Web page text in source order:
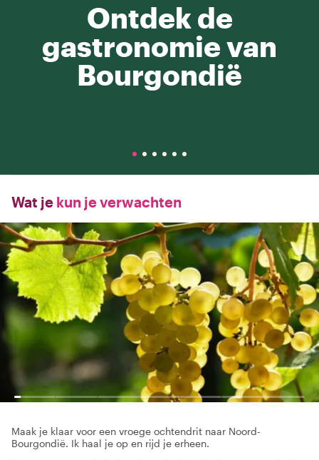
Ontdek de
gastronomie van
Bourgondië
Wat je kun je verwachten
Maak je klaar voor een vroege ochtendrit naar Noord-
Bourgondië. Ik haal je op en rijd je erheen.